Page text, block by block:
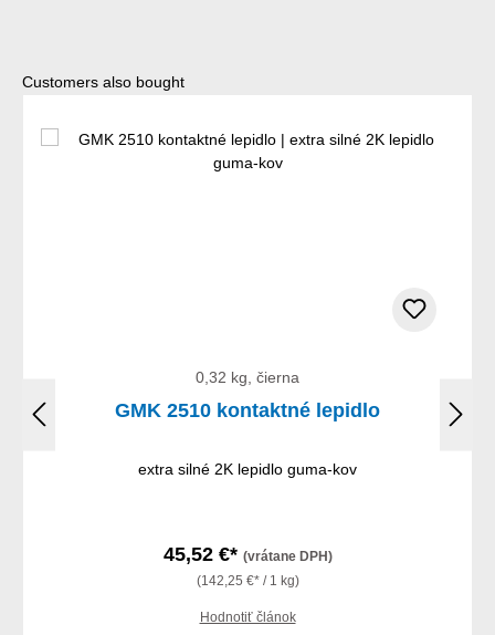
Preskočiť galériu produktov
Customers also bought
0,32 kg, čierna
GMK 2510 kontaktné lepidlo
extra silné 2K lepidlo guma-kov
45,52 €* (vrátane DPH)
(142,25 €* / 1 kg)
Hodnotiť článok